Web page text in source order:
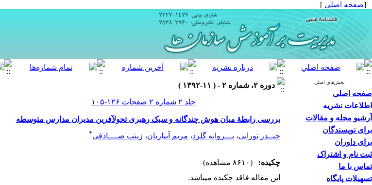
[صفحه اصلی ]
بخش‌های اصلی
صفحه اصلی
اطلاعات نشریه
آرشیو مجله و مقالات
برای نویسندگان
برای داوران
ثبت نام و اشتراک
تماس با ما
تسهیلات پایگاه
دوره ۲، شماره ۲ - ( ۱۱-۱۳۹۲ )
جلد ۲ شماره ۲ صفحات ۱۲۶-۱۰۵
بررسی رابطۀ میان هوش چندگانه و سبک رهبری تحولآفرین مدیران مدارس متوسطه
حیــدر تورانی، پـــروانه گلرد، مریم آبیاریان، زینب صــــادقی*
چکیده:
(۸۶۱۰ مشاهده)
این مقاله فاقد چکیده می​باشد.